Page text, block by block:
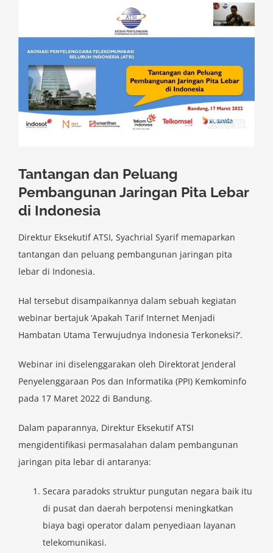
Tantangan dan Peluang
Pembangunan Jaringan Pita Lebar
di Indonesia
Direktur Eksekutif ATSI, Syachrial Syarif memaparkan
tantangan dan peluang pembangunan jaringan pita
lebar di Indonesia.
Hal tersebut disampaikannya dalam sebuah kegiatan
webinar bertajuk ‘Apakah Tarif Internet Menjadi
Hambatan Utama Terwujudnya Indonesia Terkoneksi?’.
Webinar ini diselenggarakan oleh Direktorat Jenderal
Penyelenggaraan Pos dan Informatika (PPI) Kemkominfo
pada 17 Maret 2022 di Bandung.
Dalam paparannya, Direktur Eksekutif ATSI
mengidentifikasi permasalahan dalam pembangunan
jaringan pita lebar di antaranya:
Secara paradoks struktur pungutan negara baik itu
di pusat dan daerah berpotensi meningkatkan
biaya bagi operator dalam penyediaan layanan
telekomunikasi.